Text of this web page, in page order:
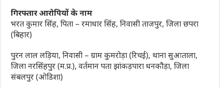
गिरफ्तार आरोपियों के नाम
भरत कुमार सिंह, पिता – रमाधार सिंह, निवासी ताजपुर, जिला छपरा
(बिहार)
पुरन लाल लड़िया, निवासी – ग्राम कुमरोड़ा (रिचई), थाना सुआताला,
जिला नरसिंहपुर (म.प्र.), वर्तमान पता झांकड़पारा धनकौड़ा, जिला
संबलपुर (ओडिशा)